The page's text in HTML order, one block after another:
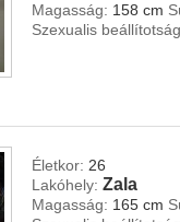
Magasság: 158 cm
Szexualis
Életkor: 26
Lakóhely: Zala
Magasság: 165 cm